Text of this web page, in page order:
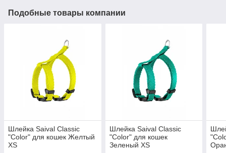
Подобные товары компании
Шлейка Saival Classic
"Color" для кошек Желтый
XS
Шлейка Saival Classic
"Color" для кошек
Зеленый XS